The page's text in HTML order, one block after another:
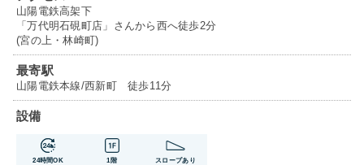
山陽電鉄高架下
「万代明石硯町店」さんから西へ徒歩2分
(宮の上・林崎町)
最寄駅
山陽電鉄本線/西新町 徒歩11分
設備
24時間OK 1階 スロープあり